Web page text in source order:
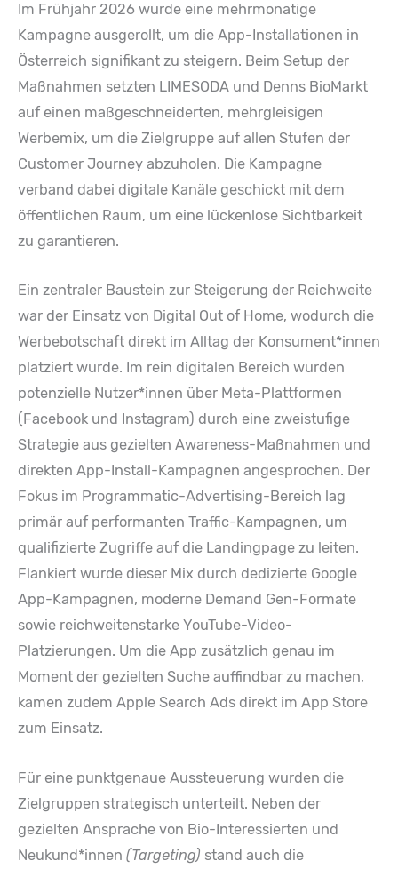
Im Frühjahr 2026 wurde eine mehrmonatige
Kampagne ausgerollt, um die App-Installationen in
Österreich signifikant zu steigern. Beim Setup der
Maßnahmen setzten LIMESODA und Denns BioMarkt
auf einen maßgeschneiderten, mehrgleisigen
Werbemix, um die Zielgruppe auf allen Stufen der
Customer Journey abzuholen. Die Kampagne
verband dabei digitale Kanäle geschickt mit dem
öffentlichen Raum, um eine lückenlose Sichtbarkeit
zu garantieren.
Ein zentraler Baustein zur Steigerung der Reichweite
war der Einsatz von Digital Out of Home, wodurch die
Werbebotschaft direkt im Alltag der Konsument*innen
platziert wurde. Im rein digitalen Bereich wurden
potenzielle Nutzer*innen über Meta-Plattformen
(Facebook und Instagram) durch eine zweistufige
Strategie aus gezielten Awareness-Maßnahmen und
direkten App-Install-Kampagnen angesprochen. Der
Fokus im Programmatic-Advertising-Bereich lag
primär auf performanten Traffic-Kampagnen, um
qualifizierte Zugriffe auf die Landingpage zu leiten.
Flankiert wurde dieser Mix durch dedizierte Google
App-Kampagnen, moderne Demand Gen-Formate
sowie reichweitenstarke YouTube-Video-
Platzierungen. Um die App zusätzlich genau im
Moment der gezielten Suche auffindbar zu machen,
kamen zudem Apple Search Ads direkt im App Store
zum Einsatz.
Für eine punktgenaue Aussteuerung wurden die
Zielgruppen strategisch unterteilt. Neben der
gezielten Ansprache von Bio-Interessierten und
Neukund*innen (Targeting) stand auch die